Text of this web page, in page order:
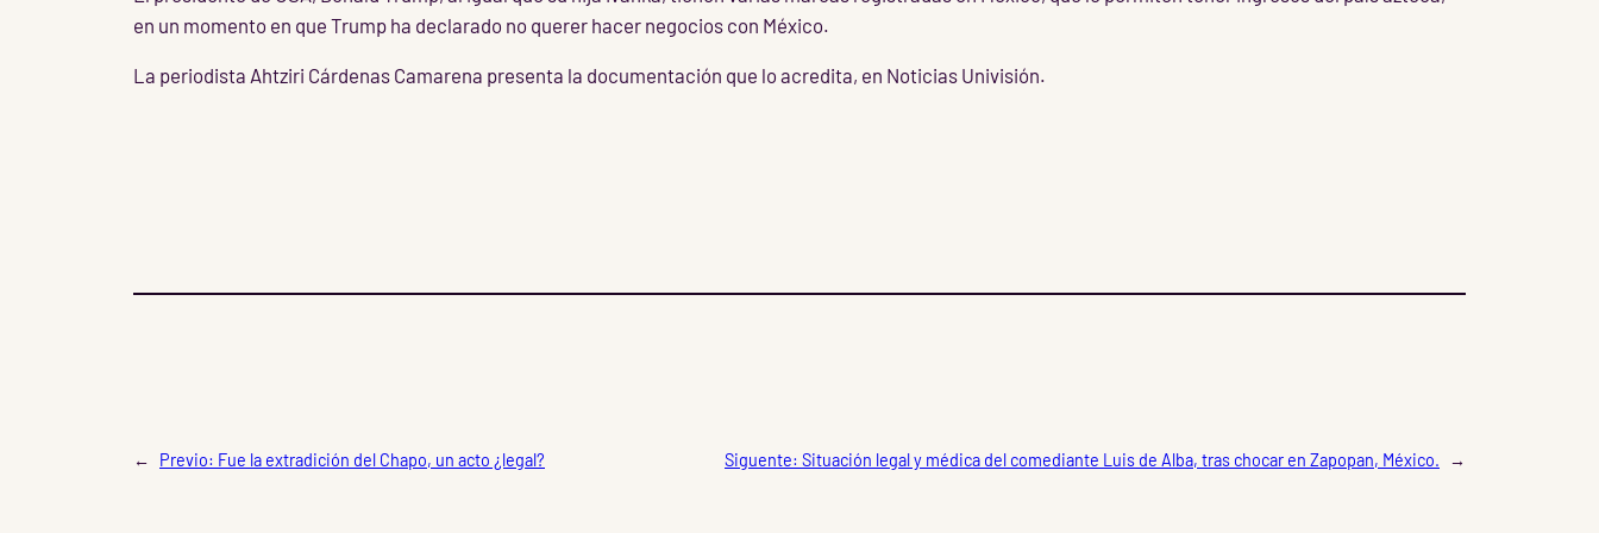
en un momento en que Trump ha declarado no querer hacer negocios con México.
La periodista Ahtziri Cárdenas Camarena presenta la documentación que lo acredita, en Noticias Univisión.
← Previo: Fue la extradición del Chapo, un acto ¿legal? Siguente: Situación legal y médica del comediante Luis de Alba, tras chocar en Zapopan, México. →